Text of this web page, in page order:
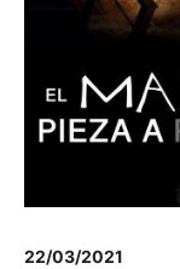
22/03/2021